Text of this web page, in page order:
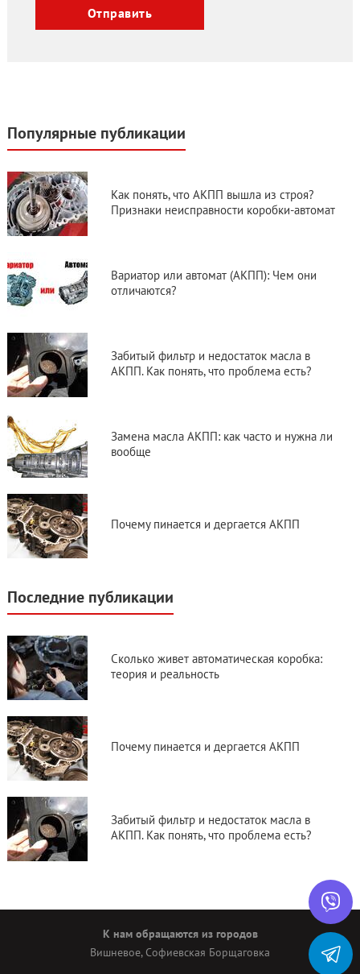
Популярные публикации
Как понять, что АКПП вышла из строя?
Признаки неисправности коробки-автомат
Вариатор или автомат (АКПП): Чем они
отличаются?
Забитый фильтр и недостаток масла в
АКПП. Как понять, что проблема есть?
Замена масла АКПП: как часто и нужна ли
вообще
Почему пинается и дергается АКПП
Последние публикации
Сколько живет автоматическая коробка:
теория и реальность
Почему пинается и дергается АКПП
Забитый фильтр и недостаток масла в
АКПП. Как понять, что проблема есть?
К нам обращаются из городов
Вишневое, Софиевская Борщаговка